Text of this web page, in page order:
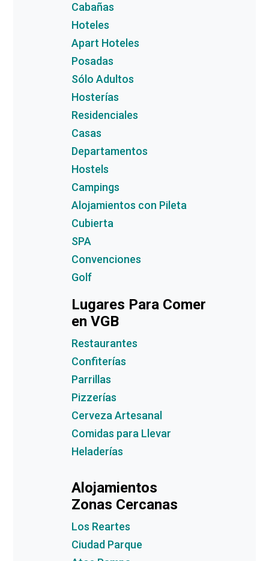
Cabañas
Hoteles
Apart Hoteles
Posadas
Sólo Adultos
Hosterías
Residenciales
Casas
Departamentos
Hostels
Campings
Alojamientos con Pileta
Cubierta
SPA
Convenciones
Golf
Lugares Para Comer
en VGB
Restaurantes
Confiterías
Parrillas
Pizzerías
Cerveza Artesanal
Comidas para Llevar
Heladerías
Alojamientos
Zonas Cercanas
Los Reartes
Ciudad Parque